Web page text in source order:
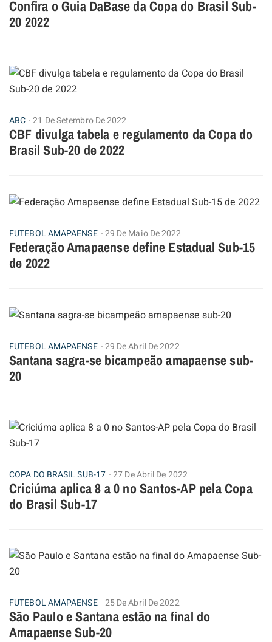
Confira o Guia DaBase da Copa do Brasil Sub-
20 2022
ABC 21 De Setembro De 2022
CBF divulga tabela e regulamento da Copa do
Brasil Sub-20 de 2022
FUTEBOL AMAPAENSE 29 De Maio De 2022
Federação Amapaense define Estadual Sub-15
de 2022
FUTEBOL AMAPAENSE 29 De Abril De 2022
Santana sagra-se bicampeão amapaense sub-
20
COPA DO BRASIL SUB-17 27 De Abril De 2022
Criciúma aplica 8 a 0 no Santos-AP pela Copa
do Brasil Sub-17
FUTEBOL AMAPAENSE 25 De Abril De 2022
São Paulo e Santana estão na final do
Amapaense Sub-20